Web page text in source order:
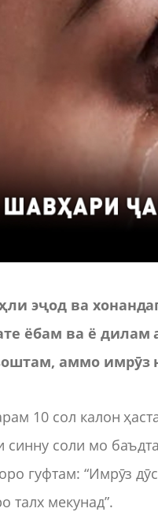
эҷод ва
ёбам ва ё дилам
аммо имрӯз
10 сол калон
синну соли мо
гуфтам: “Имрӯз
талх мекунад”.